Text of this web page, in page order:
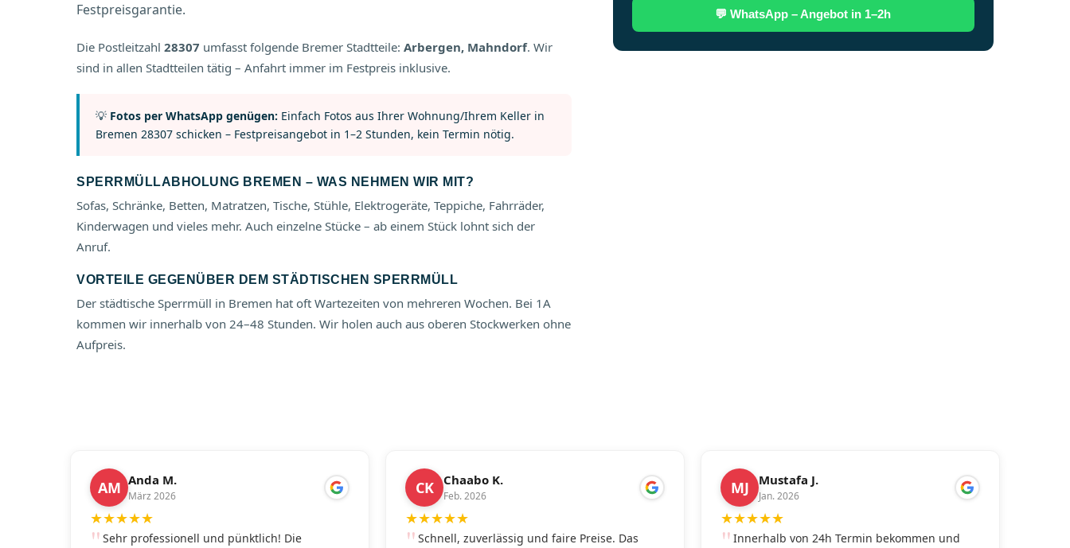
Festpreisgarantie.
Die Postleitzahl 28307 umfasst folgende Bremer Stadtteile: Arbergen, Mahndorf. Wir
sind in allen Stadtteilen tätig – Anfahrt immer im Festpreis inklusive.
💡 Fotos per WhatsApp genügen: Einfach Fotos aus Ihrer Wohnung/Ihrem Keller in
Bremen 28307 schicken – Festpreisangebot in 1–2 Stunden, kein Termin nötig.
SPERRMÜLLABHOLUNG BREMEN – WAS NEHMEN WIR MIT?
Sofas, Schränke, Betten, Matratzen, Tische, Stühle, Elektrogeräte, Teppiche, Fahrräder,
Kinderwagen und vieles mehr. Auch einzelne Stücke – ab einem Stück lohnt sich der
Anruf.
VORTEILE GEGENÜBER DEM STÄDTISCHEN SPERRMÜLL
Der städtische Sperrmüll in Bremen hat oft Wartezeiten von mehreren Wochen. Bei 1A
kommen wir innerhalb von 24–48 Stunden. Wir holen auch aus oberen Stockwerken ohne
Aufpreis.
💬 WhatsApp – Angebot in 1–2h
AM Anda M.
März 2026
★★★★★
Sehr professionell und pünktlich! Die
CK Chaabo K.
Feb. 2026
★★★★★
Schnell, zuverlässig und faire Preise. Das
MJ Mustafa J.
Jan. 2026
★★★★★
Innerhalb von 24h Termin bekommen und